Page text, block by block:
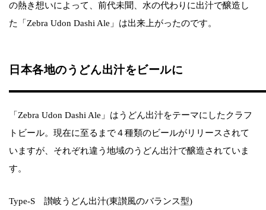
の熱き想いによって、前代未聞、水の代わりに出汁で醸造し
た「Zebra Udon Dashi Ale」は出来上がったのです。
日本各地のうどん出汁をビールに
「Zebra Udon Dashi Ale」はうどん出汁をテーマにしたクラフ
トビール。現在に至るまで４種類のビールがリリースされて
いますが、それぞれ違う地域のうどん出汁で醸造されていま
す。
Type-S 讃岐うどん出汁(東讃風のバランス型)